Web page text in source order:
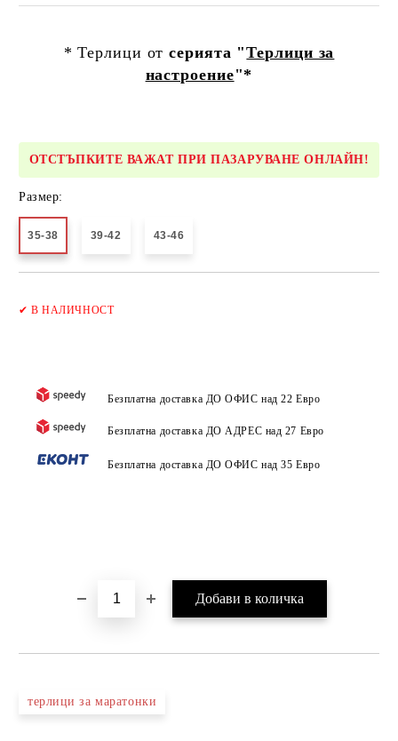
* Терлици отсерията "Терлици за
настроение"*
ОТСТЪПКИТЕ ВАЖАТ ПРИ ПАЗАРУВАНЕ ОНЛАЙН!
Размер:
35-38 39-42 43-46
✔В НАЛИЧНОСТ
Безплатна доставка ДО ОФИС над 22 Евро
Безплатна доставка ДО АДРЕС над 27 Евро
Безплатна доставка ДО ОФИС над 35 Евро
терлици за маратонки